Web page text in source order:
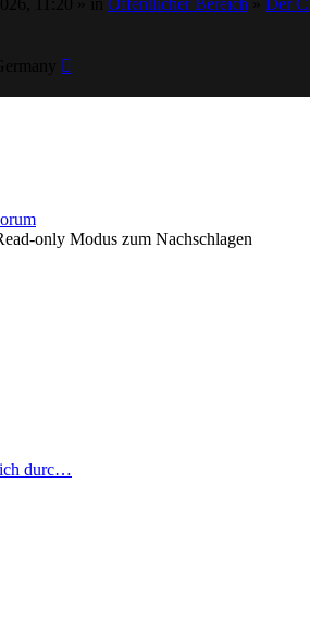
only Modus zum Nachschlagen
durc…